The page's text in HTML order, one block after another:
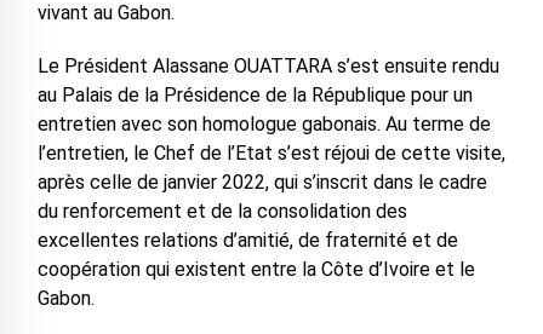
vivant au Gabon.
Le Président Alassane OUATTARA s’est ensuite rendu
au Palais de la Présidence de la République pour un
entretien avec son homologue gabonais. Au terme de
l’entretien, le Chef de l’Etat s’est réjoui de cette visite,
après celle de janvier 2022, qui s’inscrit dans le cadre
du renforcement et de la consolidation des
excellentes relations d’amitié, de fraternité et de
coopération qui existent entre la Côte d’Ivoire et le
Gabon.